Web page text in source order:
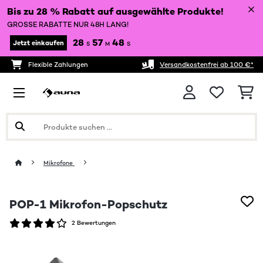
Bis zu 28 % Rabatt auf ausgewählte Produkte!
GROSSE RABATTE NUR 48H LANG!
Jetzt einkaufen 28 S 57 M 48 S
Flexible Zahlungen Versandkostenfrei ab 100 €*
Mikrofone
POP-1 Mikrofon-Popschutz
2 Bewertungen